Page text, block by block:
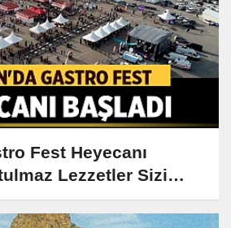
Fest Heyecanı
Lezzetler Sizi